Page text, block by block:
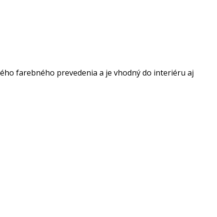
farebného prevedenia a je vhodný do interiéru aj